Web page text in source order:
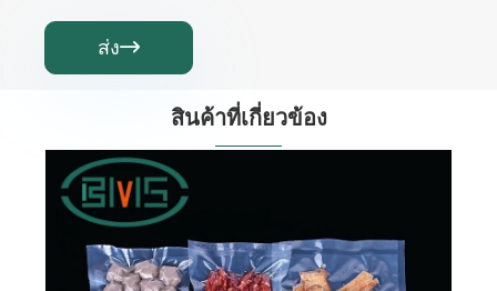
ส่ง
สินค้าที่เกี่ยวข้อง